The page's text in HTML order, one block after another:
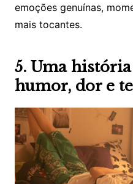
emoções genuínas,
mais tocantes.
5. Uma
humor, dor e